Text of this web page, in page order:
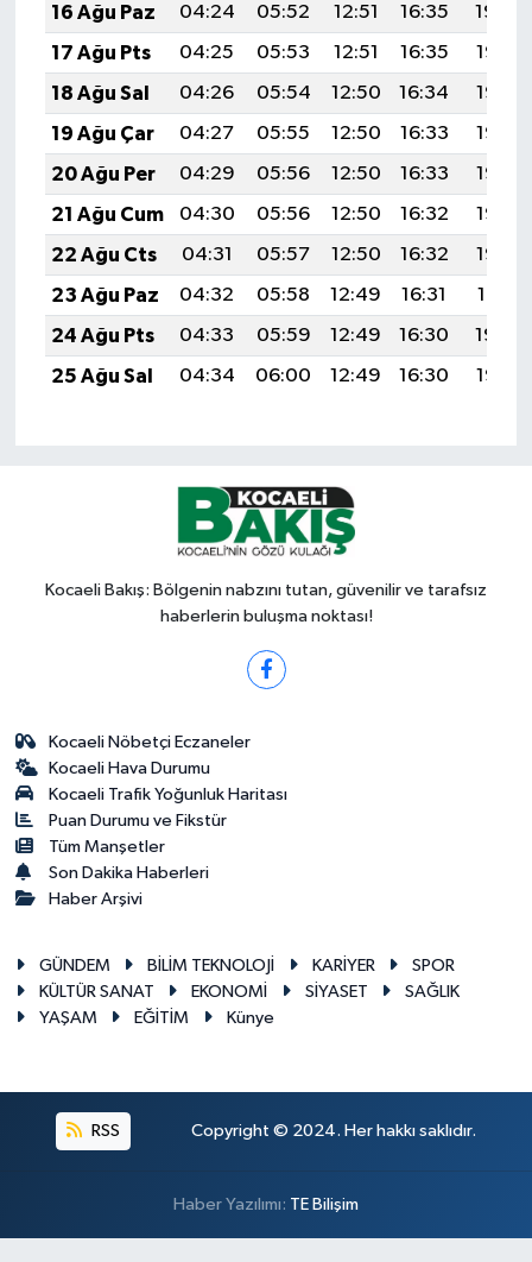
16 Ağu Paz
04:24 05:52 12:51 16:35
19:40
17 Ağu Pts
04:25 05:53 12:51 16:35
19:38
18 Ağu Sal
04:26 05:54 12:50 16:34
19:37
19 Ağu Çar
04:27 05:55 12:50 16:33
19:36
20 Ağu Per
04:29 05:56 12:50 16:33
19:35
21 Ağu Cum
04:30 05:56 12:50 16:32
19:33
22 Ağu Cts
04:31 05:57 12:50 16:32
19:32
23 Ağu Paz
04:32 05:58 12:49 16:31
19:31
24 Ağu Pts
04:33 05:59 12:49 16:30
19:29
25 Ağu Sal
04:34 06:00 12:49 16:30 19:28
Kocaeli Bakış: Bölgenin nabzını tutan, güvenilir ve tarafsız
haberlerin buluşma noktası!
Kocaeli Nöbetçi Eczaneler
Kocaeli Hava Durumu
Kocaeli Trafik Yoğunluk Haritası
Puan Durumu ve Fikstür
Tüm Manşetler
Son Dakika Haberleri
Haber Arşivi
GÜNDEM BİLİM TEKNOLOJİ KARİYER
SPOR
KÜLTÜR SANAT
EKONOMİ SİYASET
SAĞLIK
YAŞAM
EĞİTİM Künye
RSS Copyright © 2024. Her hakkı saklıdır.
Haber Yazılımı: TE Bilişim